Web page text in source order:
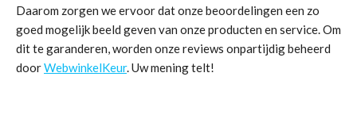
Daarom zorgen we ervoor dat onze beoordelingen een zo
goed mogelijk beeld geven van onze producten en service. Om
dit te garanderen, worden onze reviews onpartijdig beheerd
doorWebwinkelKeur. Uw mening telt!